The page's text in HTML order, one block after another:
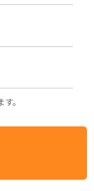
。